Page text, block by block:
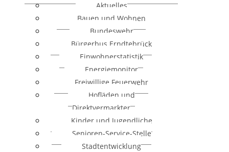
Aktuelles
Bauen und Wohnen
Bundeswehr
Bürgerbus Erndtebrück
Einwohnerstatistik
Energiemonitor
Freiwillige Feuerwehr
Hofläden und
Direktvermarkter
Kinder und Jugendliche
Senioren-Service-Stelle
Stadtentwicklung